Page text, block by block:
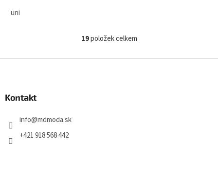
uni
O
l
19položek celkem
Kontakt
info@mdmoda.sk
+421 918 568 442